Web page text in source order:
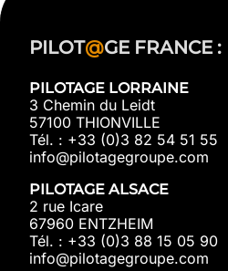
PILOT@GE FRANCE :
PILOTAGE LORRAINE
3 Chemin du Leidt
57100 THIONVILLE
Tél. : +33 (0)3 82 54 51 55
info@pilotagegroupe.com
PILOTAGE ALSACE
2 rue Icare
67960 ENTZHEIM
Tél. : +33 (0)3 88 15 05 90
info@pilotagegroupe.com